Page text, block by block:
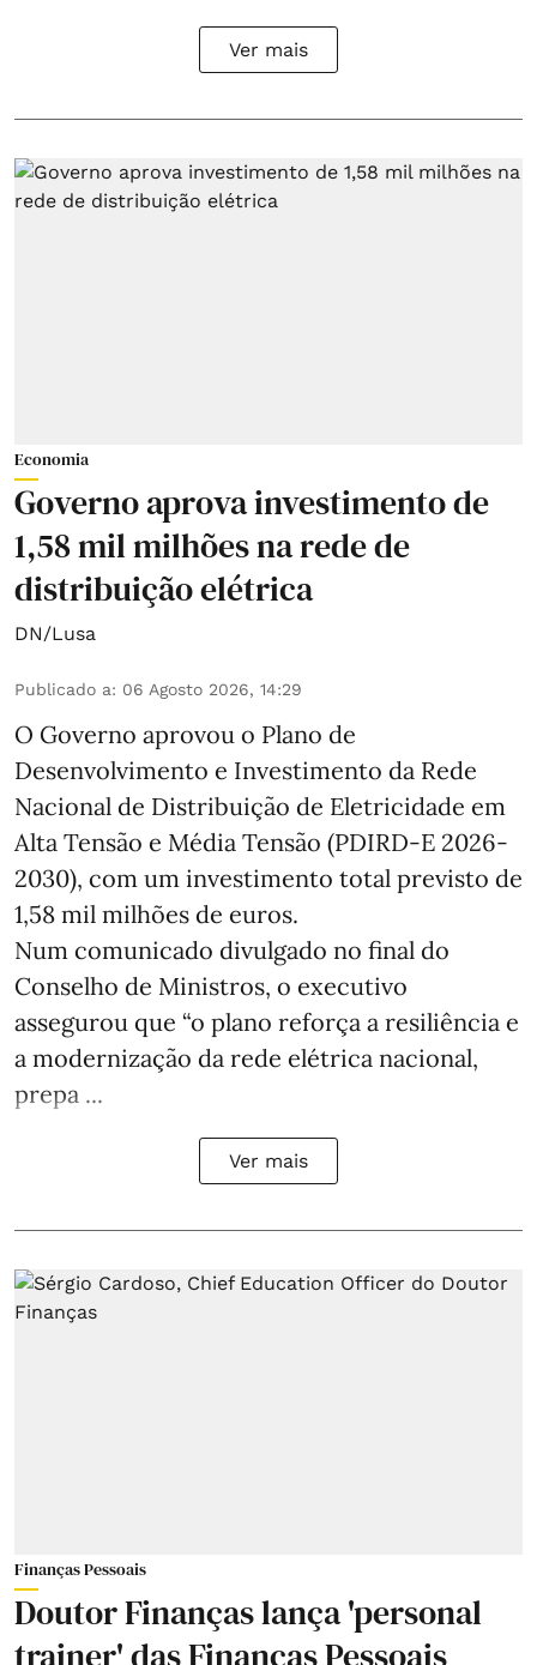
Ver mais
Economia
Governo aprova investimento de
1,58 mil milhões na rede de
distribuição elétrica
DN/Lusa
Publicado a: 06 Agosto 2026, 14:29
O Governo aprovou o Plano de
Desenvolvimento e Investimento da Rede
Nacional de Distribuição de Eletricidade em
Alta Tensão e Média Tensão (PDIRD-E 2026-
2030), com um investimento total previsto de
1,58 mil milhões de euros.
Num comunicado divulgado no final do
Conselho de Ministros, o executivo
assegurou que “o plano reforça a resiliência e
a modernização da rede elétrica nacional,
prepa ...
Ver mais
Finanças Pessoais
Doutor Finanças lança 'personal
trainer' das Finanças Pessoais